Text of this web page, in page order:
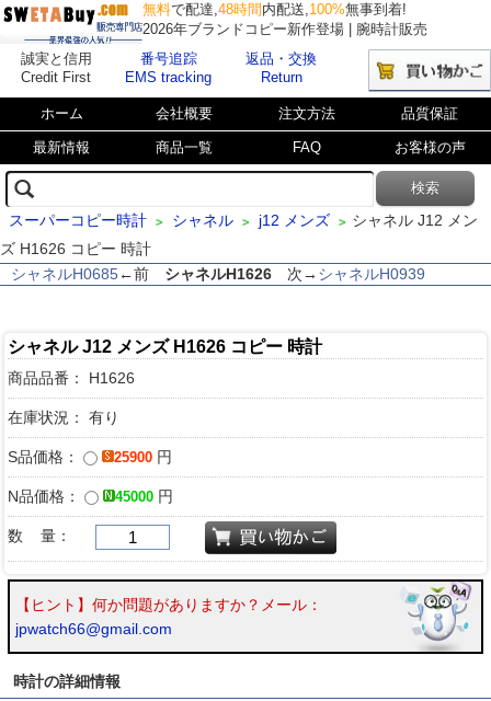
無料で配達,48時間 内配送,100%無事到着!
2026年ブランドコピー新作登場 | 腕時計販売
誠実と信用
Credit First
番号追踪
EMS tracking
返品・交換
Return
ホーム 会社概要 注文方法 品質保証
最新情報 商品一覧 FAQ お客様の声
スーパーコピー時計 > シャネル > j12 メンズ > シャネル J12 メン
ズ H1626 コピー 時計
シャネルH0685←前 シャネルH1626 次→ シャネルH0939
シャネル J12 メンズ H1626 コピー 時計
商品品番： H1626
在庫状況： 有り
S品価格： 25900 円
N品価格： 45000 円
数 量：
【ヒント】何か問題がありますか？メール：
jpwatch66@gmail.com
時計の詳細情報